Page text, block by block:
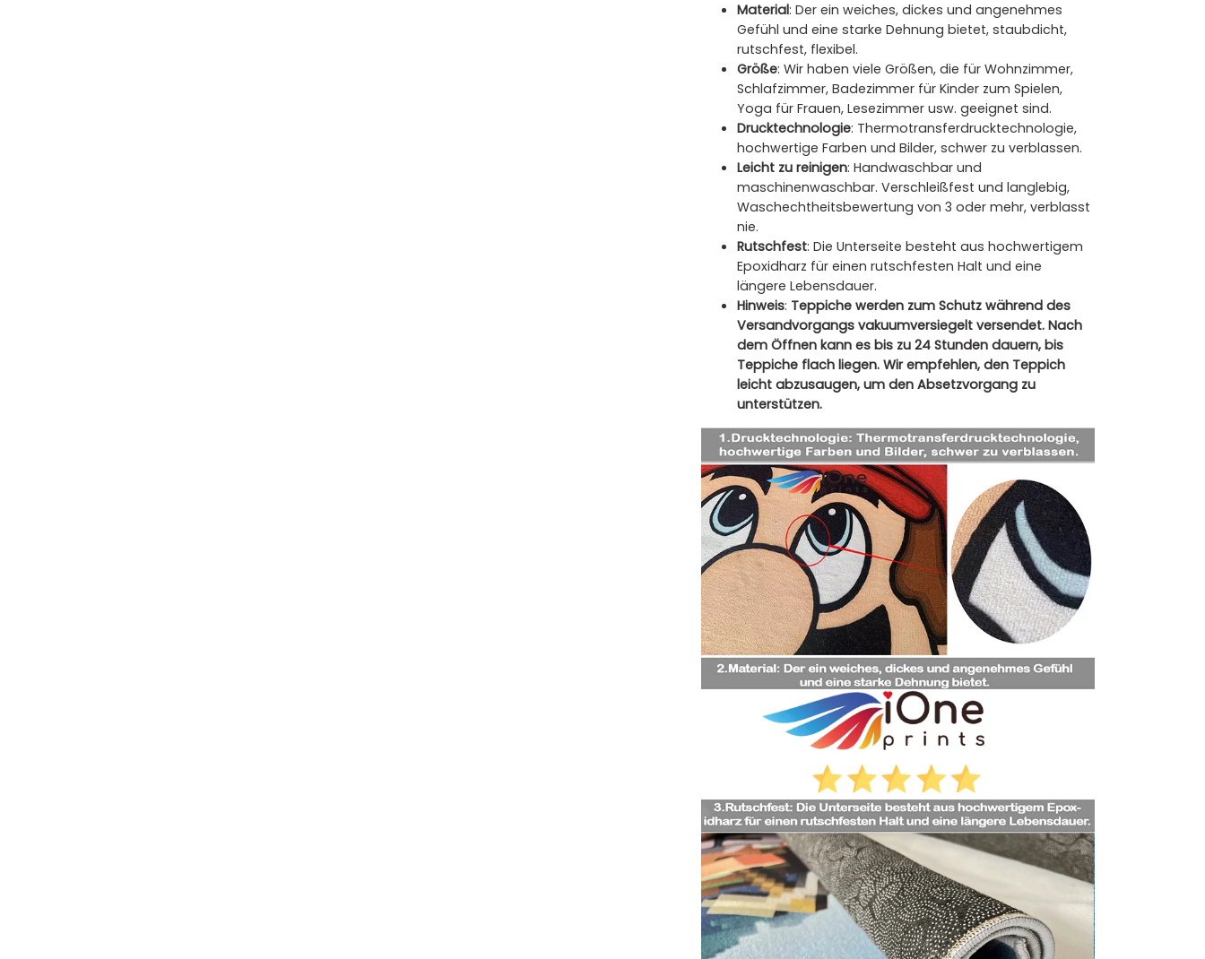
Material: Der ein weiches, dickes und angenehmes
Gefühl und eine starke Dehnung bietet, staubdicht,
rutschfest, flexibel.
Größe: Wir haben viele Größen, die für Wohnzimmer,
Schlafzimmer, Badezimmer für Kinder zum Spielen,
Yoga für Frauen, Lesezimmer usw. geeignet sind.
Drucktechnologie: Thermotransferdrucktechnologie,
hochwertige Farben und Bilder, schwer zu verblassen.
Leicht zu reinigen: Handwaschbar und
maschinenwaschbar. Verschleißfest und langlebig,
Waschechtheitsbewertung von 3 oder mehr, verblasst
nie.
Rutschfest: Die Unterseite besteht aus hochwertigem
Epoxidharz für einen rutschfesten Halt und eine
längere Lebensdauer.
Hinweis: Teppiche werden zum Schutz während des
Versandvorgangs vakuumversiegelt versendet. Nach
dem Öffnen kann es bis zu 24 Stunden dauern, bis
Teppiche flach liegen. Wir empfehlen, den Teppich
leicht abzusaugen, um den Absetzvorgang zu
unterstützen.